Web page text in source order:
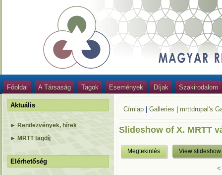
Főoldal A Társaság Tagok Események Díjak Szakirodalom
Aktuális
► Rendezvények, hírek
► MRTTtagdíj
Elérhetőség
Címlap |Galleries mrttdrupal's
Slideshow of X. MRTT
Megtekintés View slideshow